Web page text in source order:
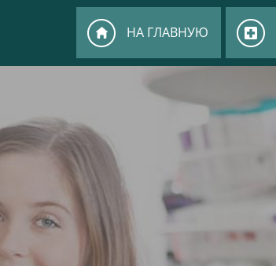
НА ГЛАВНУЮ